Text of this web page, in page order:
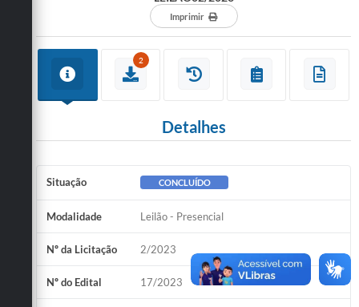
Arquivos para Download
Audiências Públicas
Ouvidoria
Contratos
Imprimir
2
Detalhes
Situação CONCLUÍDO
Modalidade Leilão - Presencial
Nº da Licitação 2/2023
Nº do Edital 17/2023